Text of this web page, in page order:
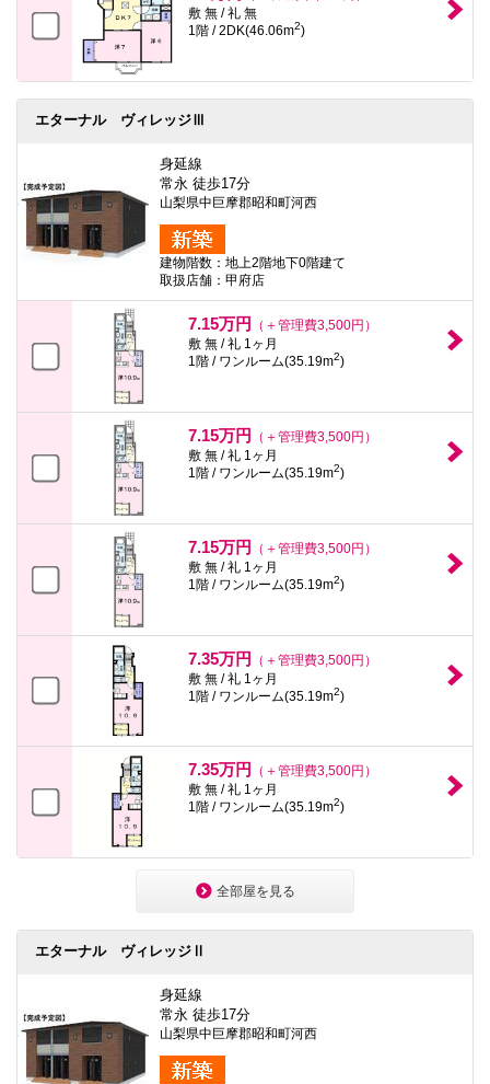
敷 無 / 礼 無
1階 / 2DK(46.06m2)
エターナル ヴィレッジⅢ
身延線
常永 徒歩17分
山梨県中巨摩郡昭和町河西
建物階数：地上2階地下0階建て
取扱店舗：甲府店
7.15万円
（＋管理費3,500円）
敷 無 / 礼 1ヶ月
1階 / ワンルーム(35.19m2)
7.15万円
（＋管理費3,500円）
敷 無 / 礼 1ヶ月
1階 / ワンルーム(35.19m2)
7.15万円
（＋管理費3,500円）
敷 無 / 礼 1ヶ月
1階 / ワンルーム(35.19m2)
7.35万円
（＋管理費3,500円）
敷 無 / 礼 1ヶ月
1階 / ワンルーム(35.19m2)
7.35万円
（＋管理費3,500円）
敷 無 / 礼 1ヶ月
1階 / ワンルーム(35.19m2)
全部屋を見る
エターナル ヴィレッジⅡ
身延線
常永 徒歩17分
山梨県中巨摩郡昭和町河西